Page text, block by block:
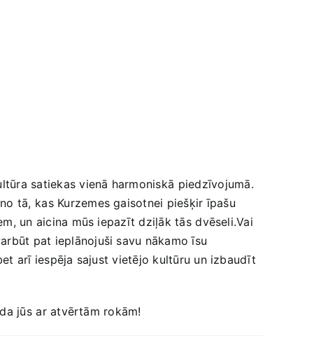
satiekas ​vienā harmoniskā ⁤piedzīvojumā.
tā, ⁤kas Kurzemes gaisotnei piešķir‌ īpašu⁣
un aicina mūs iepazīt dziļāk tās⁢ dvēseli.Vai
‍pat ieplānojuši savu ‌nākamo īsu
arī iespēja sajust vietējo kultūru un izbaudīt
jūs⁣ ar ‍atvērtām ‍rokām!